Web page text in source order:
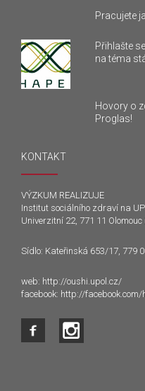
Pracujete
Přihlašte
na téma
Hovory o
Proglas!
KONTAKT
VÝZKUM REALIZUJE
Institut sociálního zdraví na UP
Univerzitní 22, 771 11
Sídlo: Kateřinská 653/17, 779
web: http://oushi.upol.cz/
facebook: http://facebook.com/